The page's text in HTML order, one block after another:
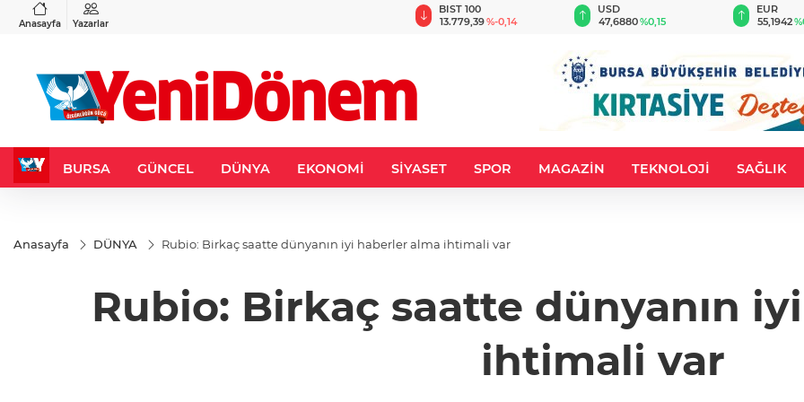
Anasayfa Yazarlar
%-0,22
BIST 100
13.779,39%-0,14
USD
47,6880%0,15
EUR
55,1942
BURSA GÜNCEL DÜNYA EKONOMİ SİYASET SPOR MAGAZİN TEKNOLOJİ SAĞLIK
Anasayfa DÜNYA Rubio: Birkaç saatte dünyanın iyi haberler alma ihtimali var
Rubio: Birkaç saatte dünyanın
ihtimali var